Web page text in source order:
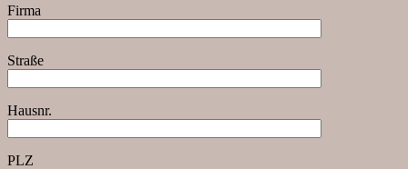
Firma
Straße
Hausnr.
PLZ